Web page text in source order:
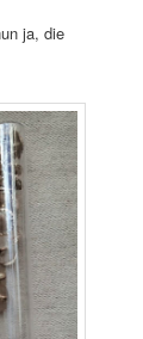
ja, die